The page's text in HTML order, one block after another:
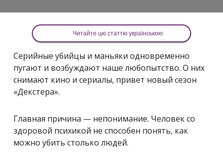
Читайте цю статтю українською
Серийные убийцы и маньяки одновременно
пугают и возбуждают наше любопытство. О них
снимают кино и сериалы, привет новый сезон
«Декстера».
Главная причина — непонимание. Человек со
здоровой психикой не способен понять, как
можно убить столько людей.